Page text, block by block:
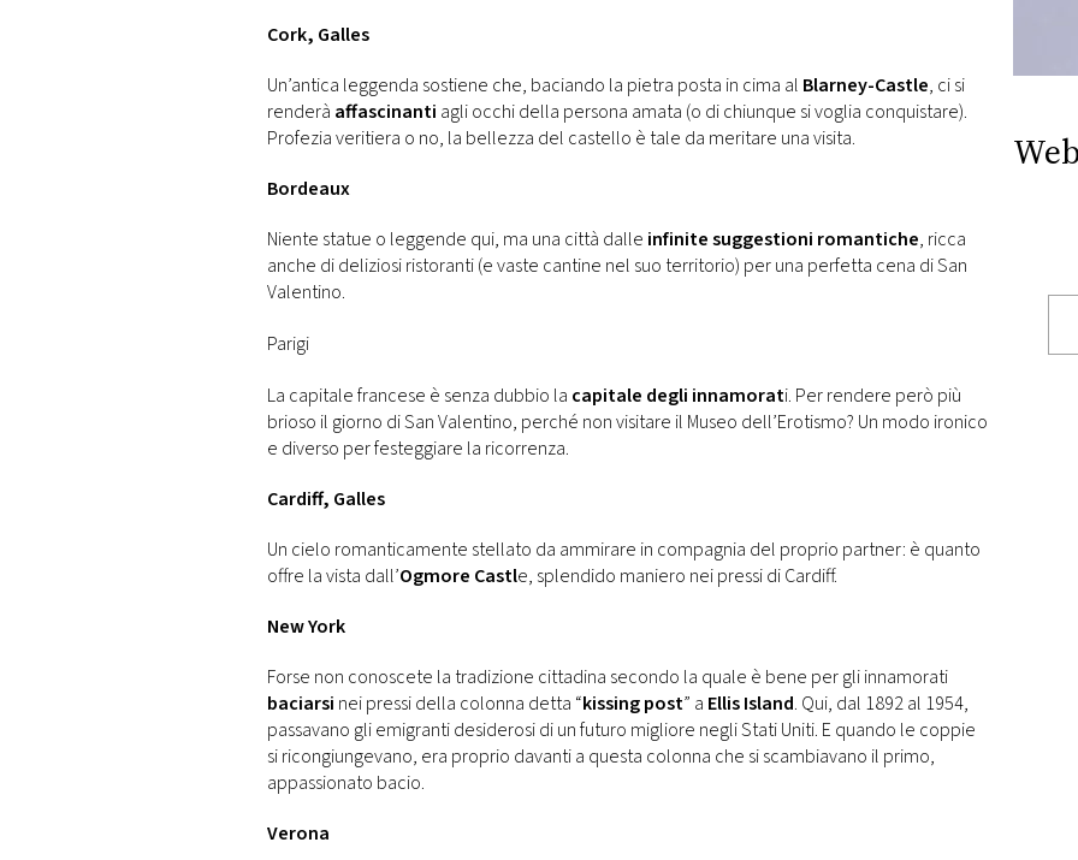
Cork, Galles
Un’antica leggenda sostiene che, baciando la pietra posta in cima al Blarney-Castle, ci si
renderà affascinanti agli occhi della persona amata (o di chiunque si voglia conquistare).
Profezia veritiera o no, la bellezza del castello è tale da meritare una visita.
Bordeaux
Niente statue o leggende qui, ma una città dalle infinite suggestioni romantiche, ricca
anche di deliziosi ristoranti (e vaste cantine nel suo territorio) per una perfetta cena di San
Valentino.
Parigi
La capitale francese è senza dubbio la capitale degli innamorati. Per rendere però più
brioso il giorno di San Valentino, perché non visitare il Museo dell’Erotismo? Un modo ironico
e diverso per festeggiare la ricorrenza.
Cardiff, Galles
Un cielo romanticamente stellato da ammirare in compagnia del proprio partner: è quanto
offre la vista dall’Ogmore Castle, splendido maniero nei pressi di Cardiff.
New York
Forse non conoscete la tradizione cittadina secondo la quale è bene per gli innamorati
baciarsi nei pressi della colonna detta “kissing post” a Ellis Island. Qui, dal 1892 al 1954,
passavano gli emigranti desiderosi di un futuro migliore negli Stati Uniti. E quando le coppie
si ricongiungevano, era proprio davanti a questa colonna che si scambiavano il primo,
appassionato bacio.
Verona